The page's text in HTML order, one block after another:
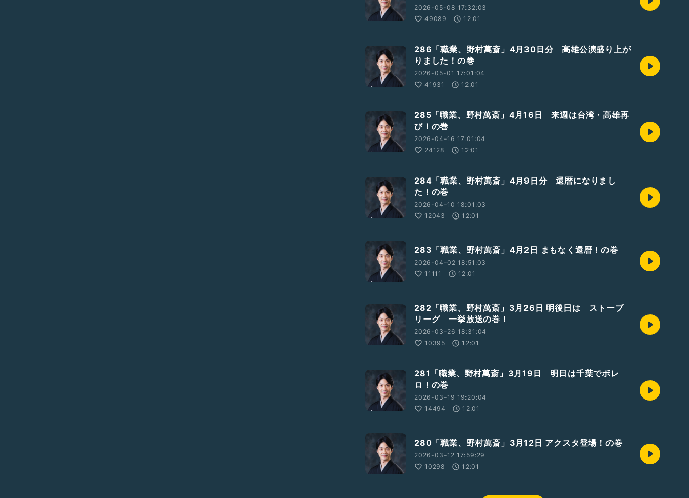
2026-05-08 17:32:03
49089
12:01
286「職業、野村萬斎」4月30日分 高雄公演盛り上が
りました！の巻
2026-05-01 17:01:04
41931
12:01
285「職業、野村萬斎」4月16日 来週は台湾・高雄再
び！の巻
2026-04-16 17:01:04
24128
12:01
284「職業、野村萬斎」4月9日分 還暦になりまし
た！の巻
2026-04-10 18:01:03
12043
12:01
283「職業、野村萬斎」4月2日 まもなく還暦！の巻
2026-04-02 18:51:03
11111
12:01
282「職業、野村萬斎」3月26日 明後日は ストーブ
リーグ 一挙放送の巻！
2026-03-26 18:31:04
10395
12:01
281「職業、野村萬斎」3月19日 明日は千葉でボレ
ロ！の巻
2026-03-19 19:20:04
14494
12:01
280「職業、野村萬斎」3月12日 アクスタ登場！の巻
2026-03-12 17:59:29
10298
12:01